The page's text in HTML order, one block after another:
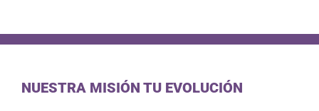
NUESTRA MISIÓN TU EVOLUCIÓN